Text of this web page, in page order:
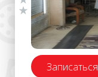
Записаться